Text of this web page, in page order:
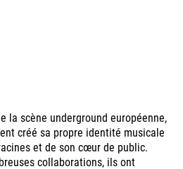
la scène underground européenne,
créé sa propre identité musicale
et de son cœur de public.
collaborations, ils ont